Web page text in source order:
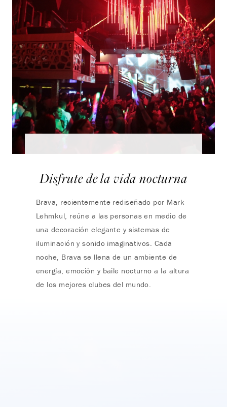
Disfrute de la vida nocturna
Brava, recientemente rediseñado por Mark
Lehmkul, reúne a las personas en medio de
una decoración elegante y sistemas de
iluminación y sonido imaginativos. Cada
noche, Brava se llena de un ambiente de
energía, emoción y baile nocturno a la altura
de los mejores clubes del mundo.